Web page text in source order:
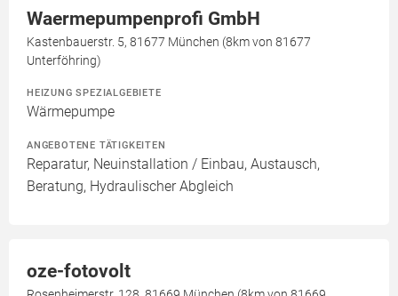
Waermepumpenprofi GmbH
Kastenbauerstr. 5, 81677 München (8km von 81677
Unterföhring)
HEIZUNG SPEZIALGEBIETE
Wärmepumpe
ANGEBOTENE TÄTIGKEITEN
Reparatur, Neuinstallation / Einbau, Austausch,
Beratung, Hydraulischer Abgleich
oze-fotovolt